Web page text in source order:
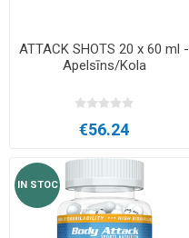
ATTACK SHOTS 20 x 60 ml -
Apelsīns/Kola
€56.24
IN STOC